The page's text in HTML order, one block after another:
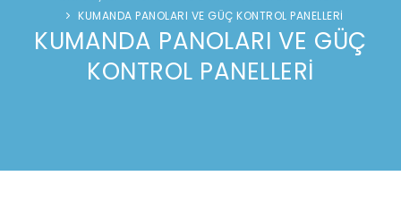
ÜRÜN KATALOĞUMUZ
KUMANDA PANOLARI VE GÜÇ KONTROL PANELLERİ
KUMANDA PANOLARI VE GÜÇ
KONTROL PANELLERİ